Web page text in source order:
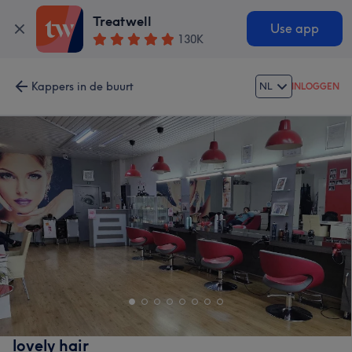
Treatwell
130K
Use app
Kappers in de buurt NL INLOGGEN
lovely hair